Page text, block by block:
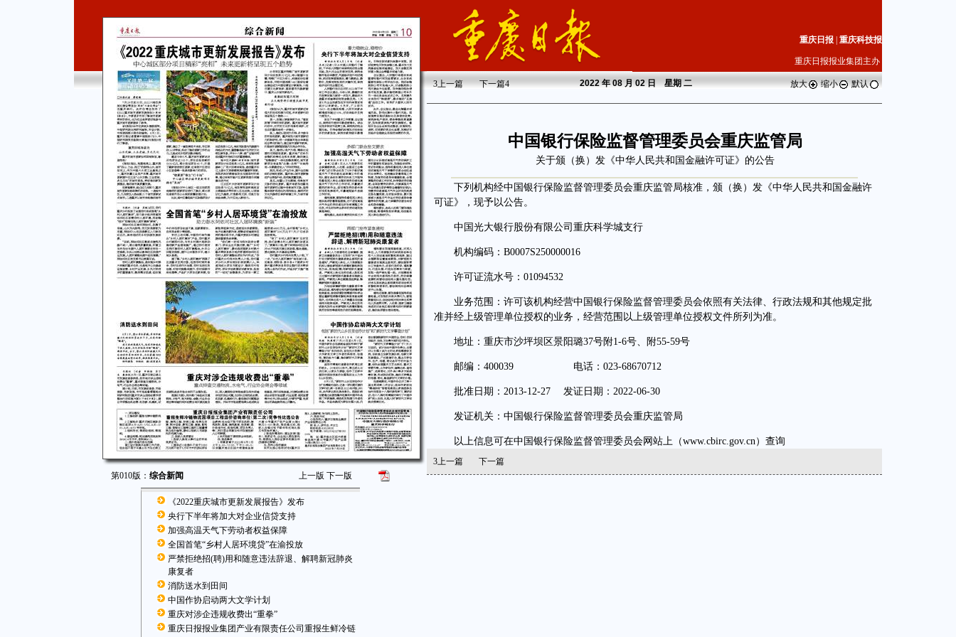
第010版： 综合新闻 上一版 下一版
《2022重庆城市更新发展报告》发布
央行下半年将加大对企业信贷支持
加强高温天气下劳动者权益保障
全国首笔“乡村人居环境贷”在渝投放
严禁拒绝招(聘)用和随意违法辞退、解聘新冠肺炎
康复者
消防送水到田间
中国作协启动两大文学计划
重庆对涉企违规收费出“重拳”
重庆日报报业集团产业有限责任公司重报生鲜冷链
重庆日报 重庆科技报
重庆日报报业集团主办
3上一篇 下一篇4 2022年 08 月 02 日 星期二 放大 缩小 默认
中国银行保险监督管理委员会重庆监管局
关于颁（换）发《中华人民共和国金融许可证》的公告
下列机构经中国银行保险监督管理委员会重庆监管局核准，颁（换）发《中华人民共和国金融许
可证》，现予以公告。
中国光大银行股份有限公司重庆科学城支行
机构编码：B0007S250000016
许可证流水号：01094532
业务范围：许可该机构经营中国银行保险监督管理委员会依照有关法律、行政法规和其他规定批
准并经上级管理单位授权的业务，经营范围以上级管理单位授权文件所列为准。
地址：重庆市沙坪坝区景阳璐37号附1-6号、附55-59号
邮编：400039 电话：023-68670712
批准日期：2013-12-27 发证日期：2022-06-30
发证机关：中国银行保险监督管理委员会重庆监管局
以上信息可在中国银行保险监督管理委员会网站上（www.cbirc.gov.cn）查询
3上一篇 下一篇